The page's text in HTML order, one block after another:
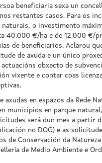
beneficiaria sexa un
restantes casos. Para os
o investimento
40.000 €/ha e de 12.000 €/
de beneficiarios. Aclarou
de axuda e un único
obxecto de
vixente e contar coas
axudas en espazos da Rede
municipios en parque
será dun mes a partir
no DOG) e as
de Conservación da
de Medio Ambiente e